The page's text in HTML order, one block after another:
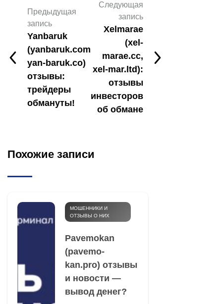
Предыдущая
запись
Yanbaruk
(yanbaruk.com
yan-baruk.co)
отзывы:
трейдеры
обмануты!
Следующая
запись
Xelmarae
(xel-
marae.cc,
xel-mar.ltd):
отзывы
инвесторов
об обмане
Похожие записи
МОШЕННИКИ И
ОТЗЫВЫ О НИХ
Pavemokan
(pavemo-
kan.pro) отзывы
и новости —
вывод денег?